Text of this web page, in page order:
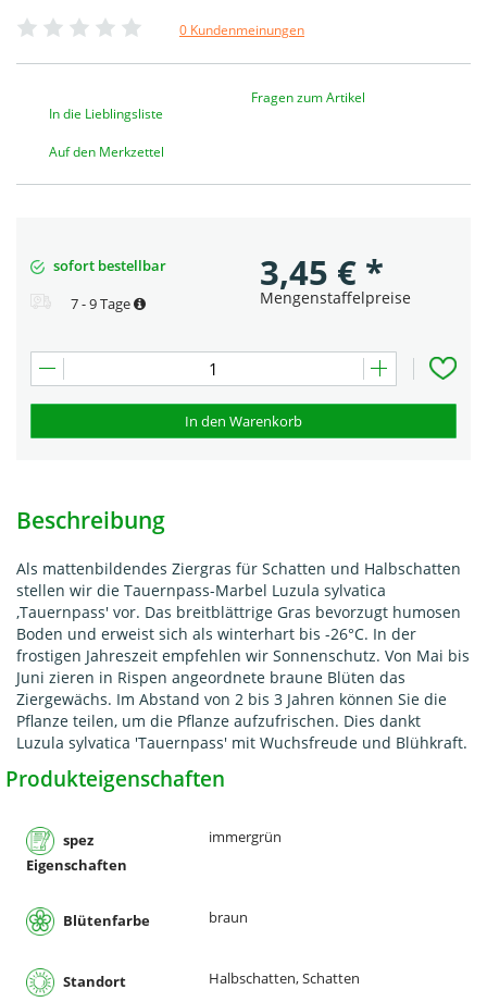
0 Kundenmeinungen
In die Lieblingsliste
Auf den Merkzettel
Fragen zum Artikel
sofort bestellbar
7 - 9 Tage
3,45 € *
Mengenstaffelpreise
In den Warenkorb
Beschreibung
Als mattenbildendes Ziergras für Schatten und Halbschatten
stellen wir die Tauernpass-Marbel Luzula sylvatica
‚Tauernpass' vor. Das breitblättrige Gras bevorzugt humosen
Boden und erweist sich als winterhart bis -26°C. In der
frostigen Jahreszeit empfehlen wir Sonnenschutz. Von Mai bis
Juni zieren in Rispen angeordnete braune Blüten das
Ziergewächs. Im Abstand von 2 bis 3 Jahren können Sie die
Pflanze teilen, um die Pflanze aufzufrischen. Dies dankt
Luzula sylvatica 'Tauernpass' mit Wuchsfreude und Blühkraft.
Produkteigenschaften
spez
Eigenschaften
immergrün
Blütenfarbe braun
Standort Halbschatten, Schatten